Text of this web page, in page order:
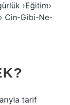
›Eğitim›
Cin-Gibi-Ne-
tarif